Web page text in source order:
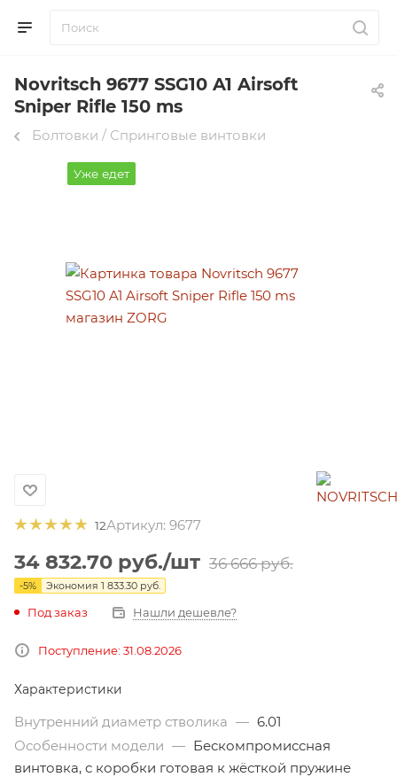
Novritsch 9677 SSG10 A1 Airsoft
Sniper Rifle 150 ms
Болтовки / Спринговые винтовки
Уже едет
12Артикул: 9677
34 832.70 руб./шт 36 666руб.
-5% Экономия 1 833.30 руб.
Под заказ Нашли дешевле?
Поступление: 31.08.2026
Характеристики
Внутренний диаметр стволика — 6.01
Особенности модели — Бескомпромиссная
винтовка, с коробки готовая к жёсткой пружине